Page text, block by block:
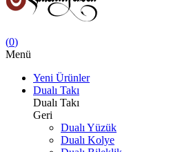
(0)
Menü
Yeni Ürünler
Dualı Takı
Dualı Takı
Geri
Dualı Yüzük
Dualı Kolye